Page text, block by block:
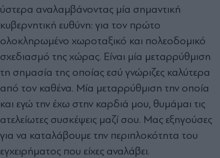
ύστερα αναλαμβάνοντας μία σημαντική
κυβερνητική ευθύνη: για τον πρώτο
ολοκληρωμένο χωροταξικό και πολεοδομικό
σχεδιασμό της χώρας. Είναι μία μεταρρύθμιση
τη σημασία της οποίας εσύ γνώριζες καλύτερα
από τον καθένα. Μία μεταρρύθμιση την οποία
και εγώ την έχω στην καρδιά μου, θυμάμαι τις
ατελείωτες συσκέψεις μαζί σου. Μας εξηγούσες
για να καταλάβουμε την περιπλοκότητα του
εγχειρήματος που είχες αναλάβει.